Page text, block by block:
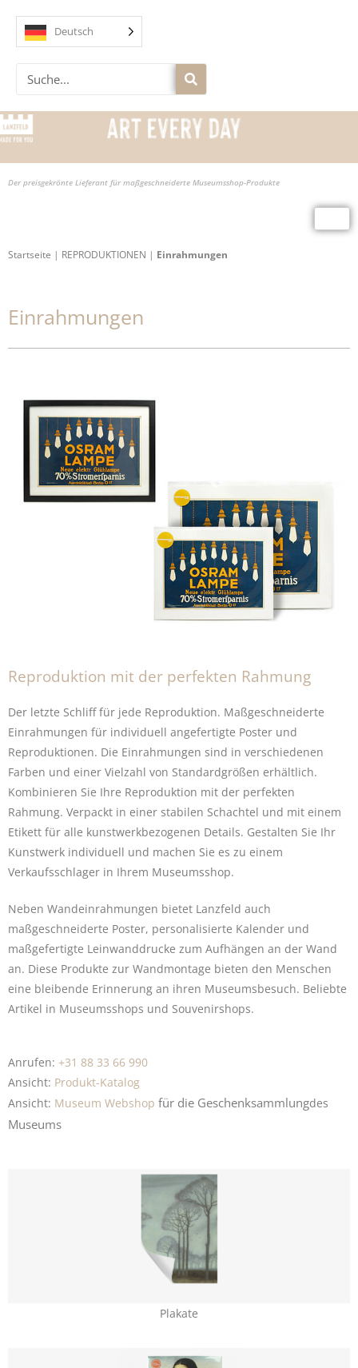
Inhalt
springen
Deutsch
Suche
Der preisgekrönte Lieferant für maßgeschneiderte Museumsshop-Produkte
Startseite | REPRODUKTIONEN | Einrahmungen
Einrahmungen
Reproduktion mit der perfekten Rahmung
Der letzte Schliff für jede Reproduktion. Maßgeschneiderte
Einrahmungen für individuell angefertigte Poster und
Reproduktionen. Die Einrahmungen sind in verschiedenen
Farben und einer Vielzahl von Standardgrößen erhältlich.
Kombinieren Sie Ihre Reproduktion mit der perfekten
Rahmung. Verpackt in einer stabilen Schachtel und mit einem
Etikett für alle kunstwerkbezogenen Details. Gestalten Sie Ihr
Kunstwerk individuell und machen Sie es zu einem
Verkaufsschlager in Ihrem Museumsshop.
Neben Wandeinrahmungen bietet Lanzfeld auch
maßgeschneiderte Poster, personalisierte Kalender und
maßgefertigte Leinwanddrucke zum Aufhängen an der Wand
an. Diese Produkte zur Wandmontage bieten den Menschen
eine bleibende Erinnerung an ihren Museumsbesuch. Beliebte
Artikel in Museumsshops und Souvenirshops.
Anrufen: +31 88 33 66 990
Ansicht: Produkt-Katalog
Ansicht: Museum Webshop für die Geschenksammlungdes
Museums
Plakate